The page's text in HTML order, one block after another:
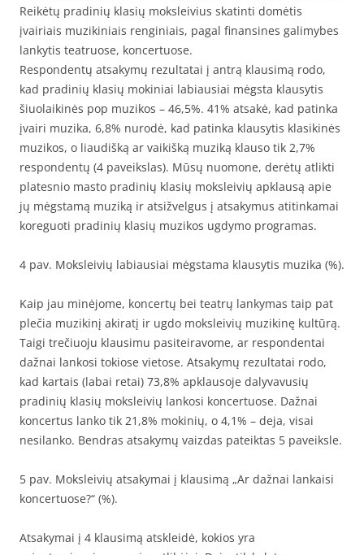
Reikėtų pradinių klasių moksleivius skatinti domėtis
įvairiais muzikiniais renginiais, pagal finansines galimybes
lankytis teatruose, koncertuose.
Respondentų atsakymų rezultatai į antrą klausimą rodo,
kad pradinių klasių mokiniai labiausiai mėgsta klausytis
šiuolaikinės pop muzikos – 46,5%. 41% atsakė, kad patinka
įvairi muzika, 6,8% nurodė, kad patinka klausytis klasikinės
muzikos, o liaudišką ar vaikišką muziką klauso tik 2,7%
respondentų (4 paveikslas). Mūsų nuomone, derėtų atlikti
platesnio masto pradinių klasių moksleivių apklausą apie
jų mėgstamą muziką ir atsižvelgus į atsakymus atitinkamai
koreguoti pradinių klasių muzikos ugdymo programas.
4 pav. Moksleivių labiausiai mėgstama klausytis muzika (%).
Kaip jau minėjome, koncertų bei teatrų lankymas taip pat
plečia muzikinį akiratį ir ugdo moksleivių muzikinę kultūrą.
Taigi trečiuoju klausimu pasiteiravome, ar respondentai
dažnai lankosi tokiose vietose. Atsakymų rezultatai rodo,
kad kartais (labai retai) 73,8% apklausoje dalyvavusių
pradinių klasių moksleivių lankosi koncertuose. Dažnai
koncertus lanko tik 21,8% mokinių, o 4,1% – deja, visai
nesilanko. Bendras atsakymų vaizdas pateiktas 5 paveiksle.
5 pav. Moksleivių atsakymai į klausimą „Ar dažnai lankaisi
koncertuose?“ (%).
Atsakymai į 4 klausimą atskleidė, kokios yra